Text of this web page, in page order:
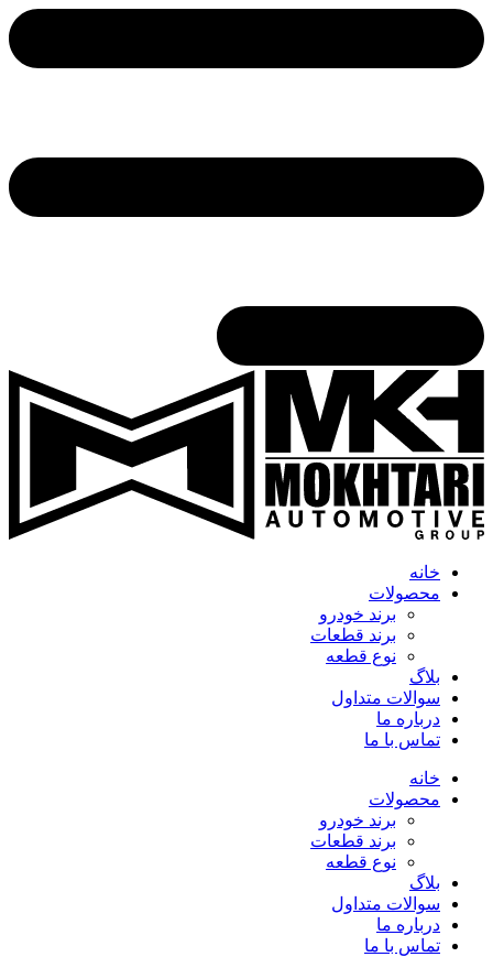
خانه
محصولات
برند خودرو
برند قطعات
نوع قطعه
بلاگ
سوالات متداول
درباره ما
تماس با ما
خانه
محصولات
برند خودرو
برند قطعات
نوع قطعه
بلاگ
سوالات متداول
درباره ما
تماس با ما